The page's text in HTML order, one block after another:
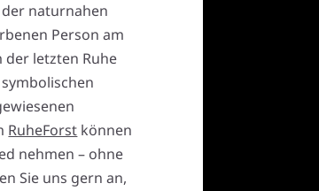
naturnahen
Person am
der letzten Ruhe
RuheForst können
nehmen – ohne
Sie uns gern an,